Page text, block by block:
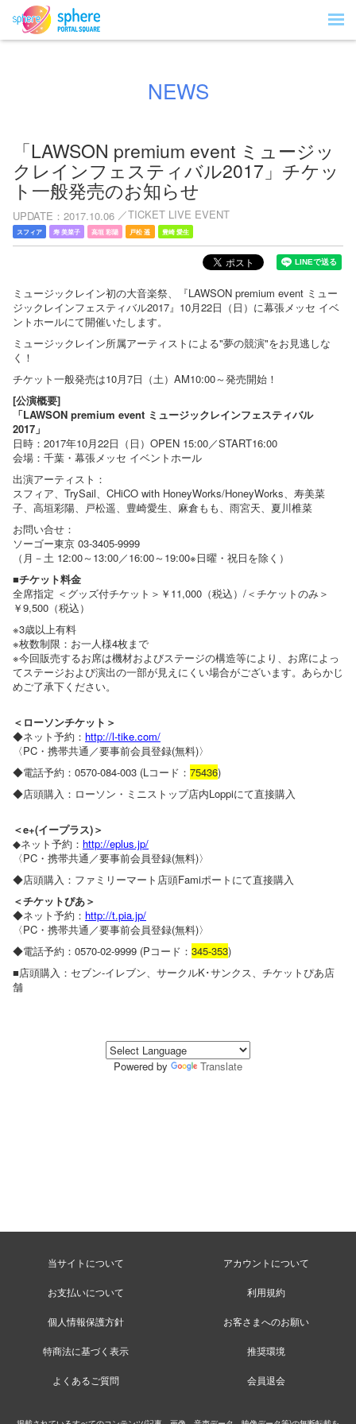
NEWS
「LAWSON premium event ミュージッ
クレインフェスティバル2017」チケッ
ト一般発売のお知らせ
UPDATE 2017.10.06 TICKET LIVE EVENT
スフィア 寿 美菜子 高垣 彩陽 戸松 遥 豊崎 愛生
ミュージックレイン初の大音楽祭、『LAWSON premium event ミュー
ジックレインフェスティバル2017』10月22日（日）に幕張メッセ イベ
ントホールにて開催いたします。
ミュージックレイン所属アーティストによる"夢の競演"をお見逃しな
く！
チケット一般発売は10月7日（土）AM10:00～発売開始！
[公演概要]
「LAWSON premium event ミュージックレインフェスティバル
2017」
日時：2017年10月22日（日）OPEN 15:00／START16:00
会場：千葉・幕張メッセ イベントホール
出演アーティスト：
スフィア、TrySail、CHiCO with HoneyWorks/HoneyWorks、寿美菜
子、高垣彩陽、戸松遥、豊崎愛生、麻倉もも、雨宮天、夏川椎菜
お問い合せ：
ソーゴー東京 03-3405-9999
（月－土 12:00～13:00／16:00～19:00※日曜・祝日を除く）
■チケット料金
全席指定 ＜グッズ付チケット＞￥11,000（税込）/＜チケットのみ＞
￥9,500（税込）
※3歳以上有料
※枚数制限：お一人様4枚まで
※今回販売するお席は機材およびステージの構造等により、お席によっ
てステージおよび演出の一部が見えにくい場合がございます。あらかじ
めご了承下ください。
＜ローソンチケット＞
◆ネット予約： http://l-tike.com/
〈PC・携帯共通／要事前会員登録(無料)〉
◆電話予約：0570-084-003 (Lコード： 75436)
◆店頭購入：ローソン・ミニストップ店内Loppiにて直接購入
＜e+(イープラス)＞
◆ネット予約： http://eplus.jp/
〈PC・携帯共通／要事前会員登録(無料)〉
◆店頭購入：ファミリーマート店頭Famiポートにて直接購入
＜チケットぴあ＞
◆ネット予約： http://t.pia.jp/
〈PC・携帯共通／要事前会員登録(無料)〉
◆電話予約：0570-02-9999 (Pコード： 345-353)
■店頭購入：セブン-イレブン、サークルK･サンクス、チケットぴあ店
舗
Powered by Translate
当サイトについて アカウントについて
お支払いについて 利用規約
個人情報保護方針 お客さまへのお願い
特商法に基づく表示 推奨環境
よくあるご質問 会員退会